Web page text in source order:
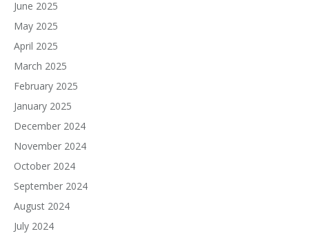
June 2025
May 2025
April 2025
March 2025
February 2025
January 2025
December 2024
November 2024
October 2024
September 2024
August 2024
July 2024